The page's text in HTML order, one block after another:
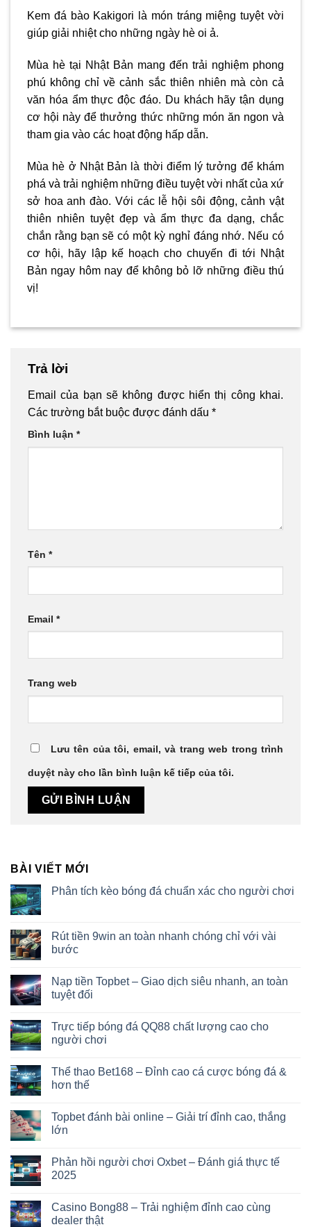
Kem đá bào Kakigori là món tráng miệng tuyệt vời
giúp giải nhiệt cho những ngày hè oi ả.
Mùa hè tại Nhật Bản mang đến trải nghiệm phong
phú không chỉ về cảnh sắc thiên nhiên mà còn cả
văn hóa ẩm thực độc đáo. Du khách hãy tận dụng
cơ hội này để thưởng thức những món ăn ngon và
tham gia vào các hoạt động hấp dẫn.
Mùa hè ở Nhật Bản là thời điểm lý tưởng để khám
phá và trải nghiệm những điều tuyệt vời nhất của xứ
sở hoa anh đào. Với các lễ hội sôi động, cảnh vật
thiên nhiên tuyệt đẹp và ẩm thực đa dạng, chắc
chắn rằng bạn sẽ có một kỳ nghỉ đáng nhớ. Nếu có
cơ hội, hãy lập kế hoạch cho chuyến đi tới Nhật
Bản ngay hôm nay để không bỏ lỡ những điều thú
vị!
Trả lời
Email của bạn sẽ không được hiển thị công khai.
Các trường bắt buộc được đánh dấu *
Bình luận *
Tên *
Email *
Trang web
Lưu tên của tôi, email, và trang web trong trình
duyệt này cho lần bình luận kế tiếp của tôi.
BÀI VIẾT MỚI
Phân tích kèo bóng đá chuẩn xác cho người chơi
Rút tiền 9win an toàn nhanh chóng chỉ với vài
bước
Nạp tiền Topbet – Giao dịch siêu nhanh, an toàn
tuyệt đối
Trực tiếp bóng đá QQ88 chất lượng cao cho
người chơi
Thể thao Bet168 – Đỉnh cao cá cược bóng đá &
hơn thế
Topbet đánh bài online – Giải trí đỉnh cao, thắng
lớn
Phản hồi người chơi Oxbet – Đánh giá thực tế
2025
Casino Bong88 – Trải nghiệm đỉnh cao cùng
dealer thật